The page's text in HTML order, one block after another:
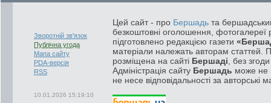
Зворотній зв'язок
Публічна угода
Мапа сайту
PDA-версія
RSS
10.01.2026 15:19:10
Цей сайт - про Бершадь та
безкоштовні оголошення, фотогалереї
підготовлено редакцією газети
матеріали належать авторам статтей.
розміщена на сайті Бершаді , без
Адміністрація сайту Бершадь може не
не несе відповідальності за авторські